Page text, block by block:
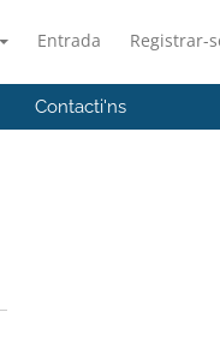
Entrada Registrar-
Contacti'ns